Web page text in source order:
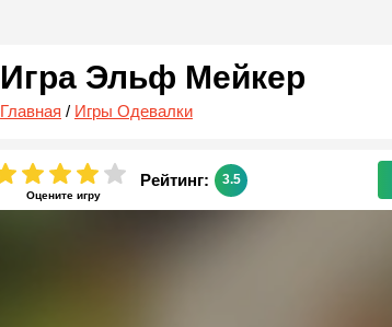
Игра Эльф Мейкер
Главная / Игры Одевалки
Оцените игру
Рейтинг: 3.5